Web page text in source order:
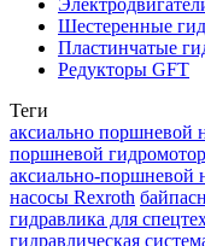
Шестеренные
Пластинчатые
Редукторы GFT
Теги
аксиально поршневой
поршневой гидромотор
аксиально-поршневой
насосы Rexroth
гидравлика для
гидравлическая